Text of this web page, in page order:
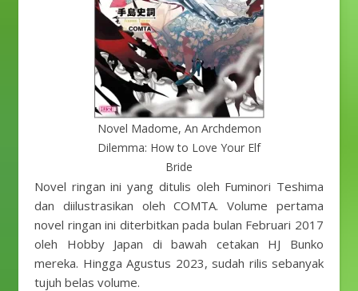
Novel Madome, An Archdemon
Dilemma: How to Love Your Elf
Bride
Novel ringan ini yang ditulis oleh Fuminori Teshima
dan diilustrasikan oleh COMTA. Volume pertama
novel ringan ini diterbitkan pada bulan Februari 2017
oleh Hobby Japan di bawah cetakan HJ Bunko
mereka. Hingga Agustus 2023, sudah rilis sebanyak
tujuh belas volume.